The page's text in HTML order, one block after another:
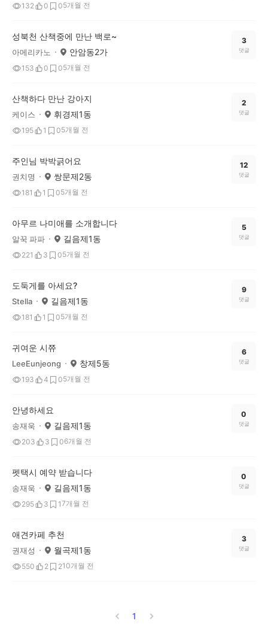
132 0 05개월 전
성북천 산책중에 만난 백로~
아메리카노 안암동2가
153 0 05개월 전
3
댓글
산책하다 만난 강아지
케이스 휘경제1동
195 1 05개월 전
2
댓글
주인님 박박긁어요
권치명 쌍문제2동
181 1 05개월 전
12
댓글
아무르 나미애를 소개합니다
알꾹 파파 길음제1동
221 3 05개월 전
5
댓글
도둑게를 아세요?
Stella 길음제1동
181 1 05개월 전
9
댓글
귀여운 시쮸
LeeEunjeong 창제5동
193 4 05개월 전
6
댓글
안녕하세요
송재욱 길음제1동
203 3 06개월 전
0
댓글
펫택시 예약 받습니다
송재욱 길음제1동
295 3 17개월 전
0
댓글
애견카페 추천
권재성 월곡제1동
550 2 210개월 전
3
댓글
1